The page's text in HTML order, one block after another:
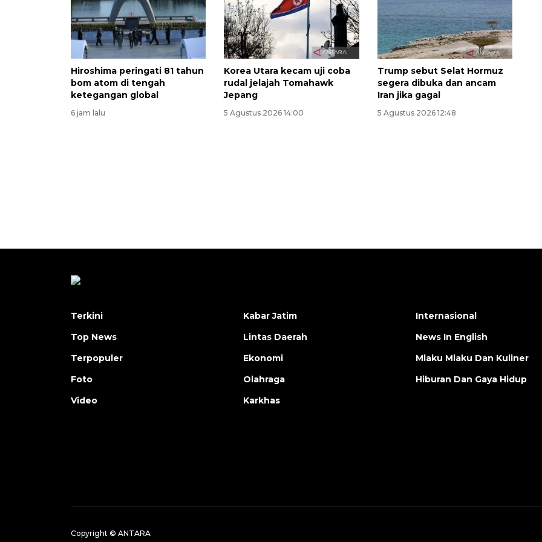
Hiroshima peringati 81 tahun
bom atom di tengah
ketegangan global
6 jam lalu
Korea Utara kecam uji coba
rudal jelajah Tomahawk
Jepang
5 Agustus 2026 14:00
Trump sebut Selat Hormuz
segera dibuka dan ancam
Iran jika gagal
5 Agustus 2026 12:48
Terkini
Top News
Terpopuler
Foto
Video
Kabar Jatim
Lintas Daerah
Ekonomi
Olahraga
Karkhas
Internasional
News In English
Mlaku Mlaku Dan Kuliner
Hiburan Dan Gaya Hidup
Copyright © ANTARA